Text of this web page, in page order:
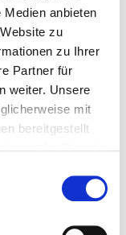
anbieten
zu
zu Ihrer
Partner für
weiter. Unsere
mit
bereitgestellt